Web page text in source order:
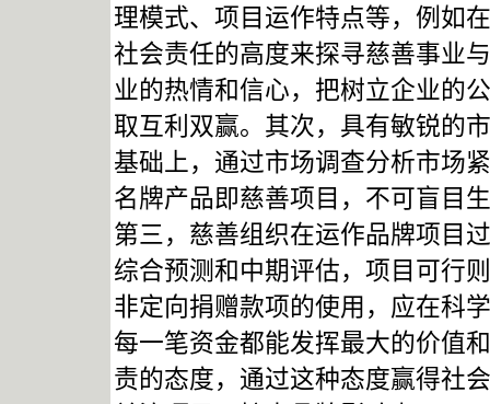
理模式、项目运作特点等，例如
社会责任的高度来探寻慈善事业
业的热情和信心，把树立企业的
取互利双赢。其次，具有敏锐的
基础上，通过市场调查分析市场
名牌产品即慈善项目，不可盲目
第三，慈善组织在运作品牌项目
综合预测和中期评估，项目可行
非定向捐赠款项的使用，应在科
每一笔资金都能发挥最大的价值
责的态度，通过这种态度赢得社